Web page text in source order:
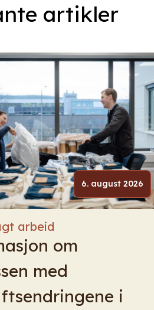
artikler
arbeid
6. august 2026
om
med
i